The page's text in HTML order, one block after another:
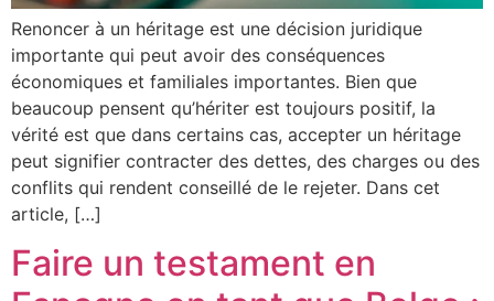
Renoncer à un héritage est une décision juridique
importante qui peut avoir des conséquences
économiques et familiales importantes. Bien que
beaucoup pensent qu’hériter est toujours positif, la
vérité est que dans certains cas, accepter un héritage
peut signifier contracter des dettes, des charges ou des
conflits qui rendent conseillé de le rejeter. Dans cet
article, […]
Faire un testament en